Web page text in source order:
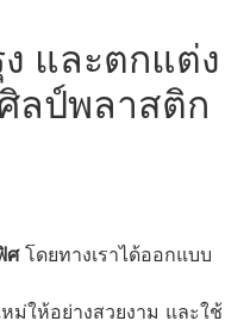
และตกแต่ง
ลป์พลาสติก
ศโดยทางเราได้ออกแบบ
ม่ให้อย่างสวยงาม และใช้